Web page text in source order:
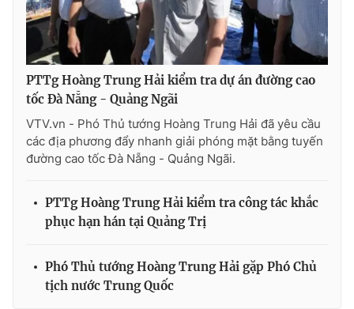
VTV4 Vươn mình bằng AI
VTV9 VTV8
Liên hệ tòa soạn English
Theo dõi báo trên
PTTg Hoàng Trung Hải kiểm tra dự án đường cao
tốc Đà Nẵng - Quảng Ngãi
VTV.vn - Phó Thủ tướng Hoàng Trung Hải đã yêu cầu
các địa phương đẩy nhanh giải phóng mặt bằng tuyến
đường cao tốc Đà Nẵng - Quảng Ngãi.
PTTg Hoàng Trung Hải kiểm tra công tác khắc
phục hạn hán tại Quảng Trị
Phó Thủ tướng Hoàng Trung Hải gặp Phó Chủ
tịch nước Trung Quốc